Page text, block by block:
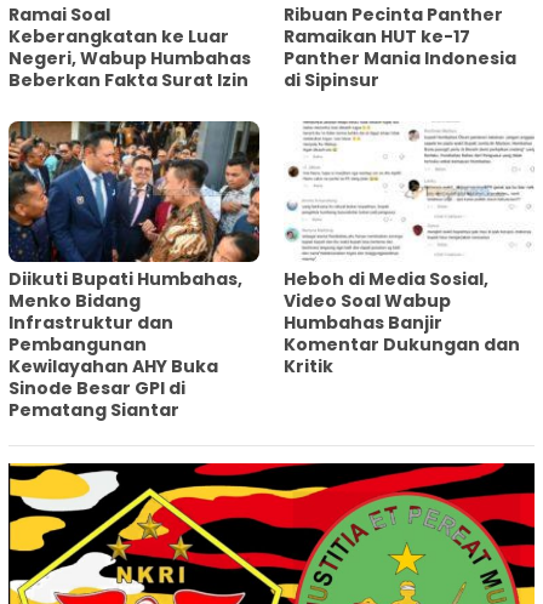
Ramai Soal
Keberangkatan ke Luar
Negeri, Wabup Humbahas
Beberkan Fakta Surat Izin
Ribuan Pecinta Panther
Ramaikan HUT ke-17
Panther Mania Indonesia
di Sipinsur
Diikuti Bupati Humbahas,
Menko Bidang
Infrastruktur dan
Pembangunan
Kewilayahan AHY Buka
Sinode Besar GPI di
Pematang Siantar
Heboh di Media Sosial,
Video Soal Wabup
Humbahas Banjir
Komentar Dukungan dan
Kritik